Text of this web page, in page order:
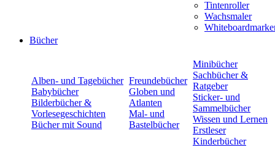
Tintenroller
Wachsmaler
Bücher
Alben- und Tagebücher
Babybücher
Bilderbücher &
Vorlesegeschichten
Bücher mit Sound
Freundebücher
Globen und
Atlanten
Mal- und
Bastelbücher
Minibücher
Sachbücher &
Ratgeber
Sticker- und
Sammelbücher
Wissen und Lernen
Erstleser
Kinderbücher